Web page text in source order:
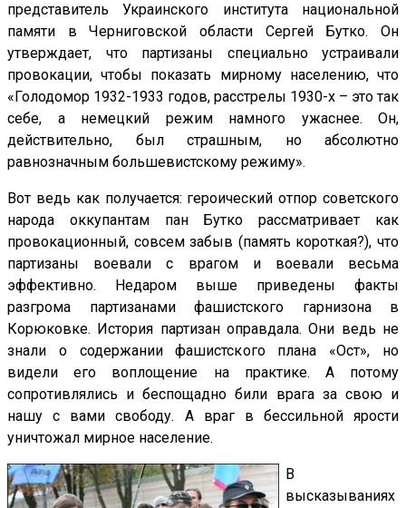
представитель Украинского института национальной
памяти в Черниговской области Сергей Бутко. Он
утверждает, что партизаны специально устраивали
провокации, чтобы показать мирному населению, что
«Голодомор 1932-1933 годов, расстрелы 1930-х – это так
себе, а немецкий режим намного ужаснее. Он,
действительно, был страшным, но абсолютно
равнозначным большевистскому режиму».
Вот ведь как получается: героический отпор советского
народа оккупантам пан Бутко рассматривает как
провокационный, совсем забыв (память короткая?), что
партизаны воевали с врагом и воевали весьма
эффективно. Недаром выше приведены факты
разгрома партизанами фашистского гарнизона в
Корюковке. История партизан оправдала. Они ведь не
знали о содержании фашистского плана «Ост», но
видели его воплощение на практике. А потому
сопротивлялись и беспощадно били врага за свою и
нашу с вами свободу. А враг в бессильной ярости
уничтожал мирное население.
В
высказываниях